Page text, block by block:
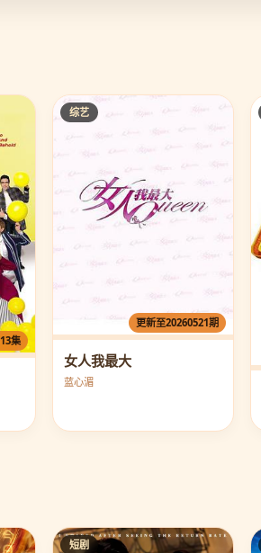
集
综艺
更新至20260521期
女人我最大
蓝心湄
短剧